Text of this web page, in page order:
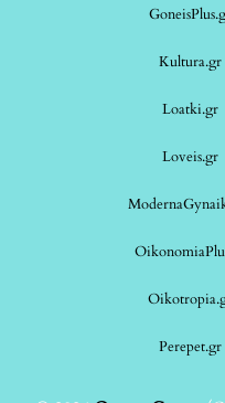
Kultura.gr
Loatki.gr
Loveis.gr
Perepet.gr